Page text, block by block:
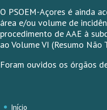
O PSOEM-Açores é ainda
área e/ou volume de
procedimento de AAE à
ao Volume VI (Resumo
Foram ouvidos os órgãos
Início